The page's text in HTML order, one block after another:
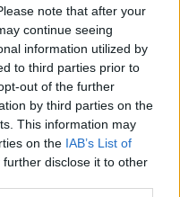
note that after your
continue seeing
information utilized by
to third parties prior to
out of the further
by third parties on the
This information may
on the IAB’s List of
further disclose it to other
lub przyciśnij ESC,